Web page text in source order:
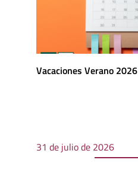
Vacaciones Verano 2026
31 de julio de 2026